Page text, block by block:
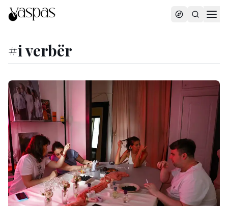
#i verbër